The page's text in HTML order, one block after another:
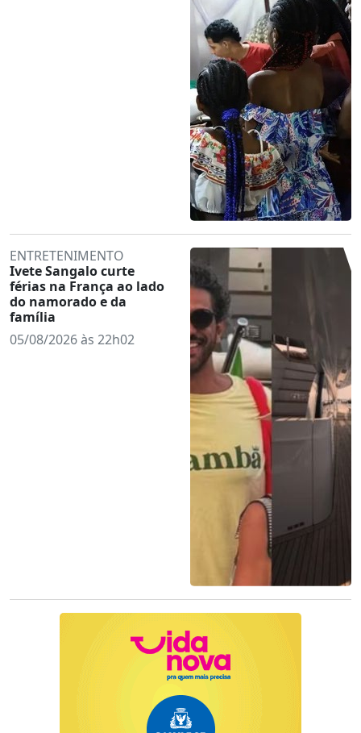
ENTRETENIMENTO
Ivete Sangalo curte
férias na França ao lado
do namorado e da
família
05/08/2026 às 22h02